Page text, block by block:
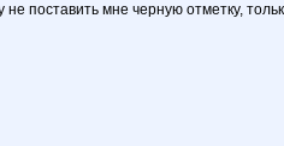
поставить мне черную отметку,